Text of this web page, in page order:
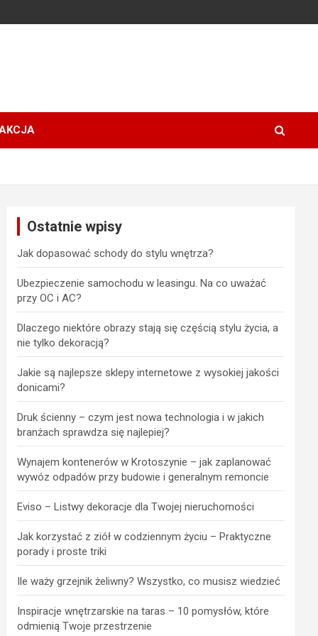
Ostatnie wpisy
Jak dopasować schody do stylu wnętrza?
Ubezpieczenie samochodu w leasingu. Na co uważać
przy OC i AC?
Dlaczego niektóre obrazy stają się częścią stylu życia, a
nie tylko dekoracją?
Jakie są najlepsze sklepy internetowe z wysokiej jakości
donicami?
Druk ścienny – czym jest nowa technologia i w jakich
branżach sprawdza się najlepiej?
Wynajem kontenerów w Krotoszynie – jak zaplanować
wywóz odpadów przy budowie i generalnym remoncie
Eviso – Listwy dekoracje dla Twojej nieruchomości
Jak korzystać z ziół w codziennym życiu – Praktyczne
porady i proste triki
Ile waży grzejnik żeliwny? Wszystko, co musisz wiedzieć
Inspiracje wnętrzarskie na taras – 10 pomysłów, które
odmienią Twoje przestrzenie